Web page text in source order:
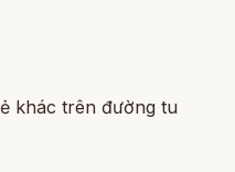
khác trên đường tu